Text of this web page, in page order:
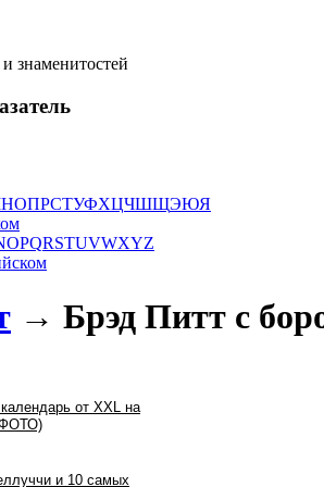
знаменитостей
НОПРСТУФХЦЧШЩЭЮЯ
OPQRSTUVWXYZ
→ Брэд Питт с